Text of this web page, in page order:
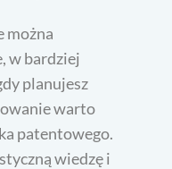
można
w bardziej
planujesz
warto
patentowego.
wiedzę i